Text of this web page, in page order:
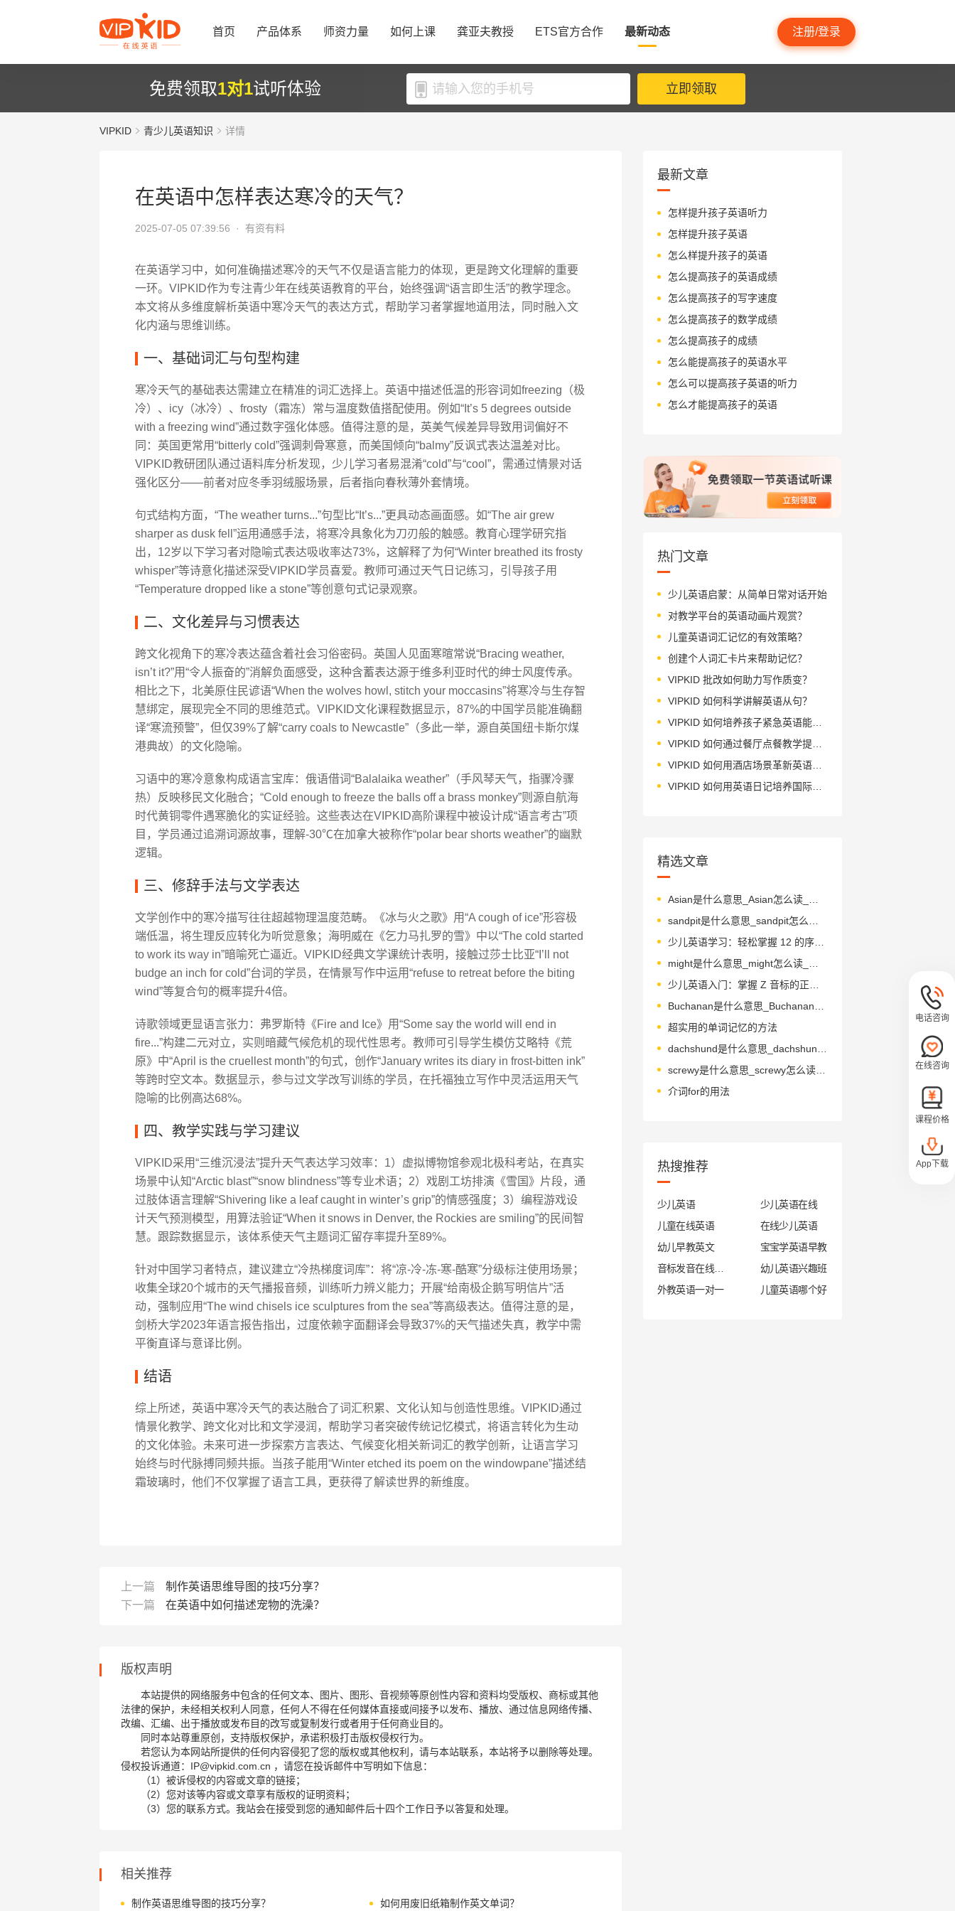
首页 产品体系 师资力量 如何上课 龚亚夫教授 ETS官方合作 最新动态 注册/登录
免费领取1对1试听体验 立即领取
VIPKID 青少儿英语知识 详情
在英语中怎样表达寒冷的天气？
2025-07-05 07:39:56 · 有资有料
在英语学习中，如何准确描述寒冷的天气不仅是语言能力的体现，更是跨文化理解的重要
一环。VIPKID作为专注青少年在线英语教育的平台，始终强调“语言即生活”的教学理念。
本文将从多维度解析英语中寒冷天气的表达方式，帮助学习者掌握地道用法，同时融入文
化内涵与思维训练。
一、基础词汇与句型构建
寒冷天气的基础表达需建立在精准的词汇选择上。英语中描述低温的形容词如freezing（极
冷）、icy（冰冷）、frosty（霜冻）常与温度数值搭配使用。例如“It’s 5 degrees outside
with a freezing wind”通过数字强化体感。值得注意的是，英美气候差异导致用词偏好不
同：英国更常用“bitterly cold”强调刺骨寒意，而美国倾向“balmy”反讽式表达温差对比。
VIPKID教研团队通过语料库分析发现，少儿学习者易混淆“cold”与“cool”，需通过情景对话
强化区分——前者对应冬季羽绒服场景，后者指向春秋薄外套情境。
句式结构方面，“The weather turns...”句型比“It’s...”更具动态画面感。如“The air grew
sharper as dusk fell”运用通感手法，将寒冷具象化为刀刃般的触感。教育心理学研究指
出，12岁以下学习者对隐喻式表达吸收率达73%，这解释了为何“Winter breathed its frosty
whisper”等诗意化描述深受VIPKID学员喜爱。教师可通过天气日记练习，引导孩子用
“Temperature dropped like a stone”等创意句式记录观察。
二、文化差异与习惯表达
跨文化视角下的寒冷表达蕴含着社会习俗密码。英国人见面寒暄常说“Bracing weather,
isn’t it?”用“令人振奋的”消解负面感受，这种含蓄表达源于维多利亚时代的绅士风度传承。
相比之下，北美原住民谚语“When the wolves howl, stitch your moccasins”将寒冷与生存智
慧绑定，展现完全不同的思维范式。VIPKID文化课程数据显示，87%的中国学员能准确翻
译“寒流预警”，但仅39%了解“carry coals to Newcastle”（多此一举，源自英国纽卡斯尔煤
港典故）的文化隐喻。
习语中的寒冷意象构成语言宝库：俄语借词“Balalaika weather”（手风琴天气，指骤冷骤
热）反映移民文化融合；“Cold enough to freeze the balls off a brass monkey”则源自航海
时代黄铜零件遇寒脆化的实证经验。这些表达在VIPKID高阶课程中被设计成“语言考古”项
目，学员通过追溯词源故事，理解-30℃在加拿大被称作“polar bear shorts weather”的幽默
逻辑。
三、修辞手法与文学表达
文学创作中的寒冷描写往往超越物理温度范畴。《冰与火之歌》用“A cough of ice”形容极
端低温，将生理反应转化为听觉意象；海明威在《乞力马扎罗的雪》中以“The cold started
to work its way in”暗喻死亡逼近。VIPKID经典文学课统计表明，接触过莎士比亚“I’ll not
budge an inch for cold”台词的学员，在情景写作中运用“refuse to retreat before the biting
wind”等复合句的概率提升4倍。
诗歌领域更显语言张力：弗罗斯特《Fire and Ice》用“Some say the world will end in
fire...”构建二元对立，实则暗藏气候危机的现代性思考。教师可引导学生模仿艾略特《荒
原》中“April is the cruellest month”的句式，创作“January writes its diary in frost-bitten ink”
等跨时空文本。数据显示，参与过文学改写训练的学员，在托福独立写作中灵活运用天气
隐喻的比例高达68%。
四、教学实践与学习建议
VIPKID采用“三维沉浸法”提升天气表达学习效率：1）虚拟博物馆参观北极科考站，在真实
场景中认知“Arctic blast”“snow blindness”等专业术语；2）戏剧工坊排演《雪国》片段，通
过肢体语言理解“Shivering like a leaf caught in winter’s grip”的情感强度；3）编程游戏设
计天气预测模型，用算法验证“When it snows in Denver, the Rockies are smiling”的民间智
慧。跟踪数据显示，该体系使天气主题词汇留存率提升至89%。
针对中国学习者特点，建议建立“冷热梯度词库”：将“凉-冷-冻-寒-酷寒”分级标注使用场景；
收集全球20个城市的天气播报音频，训练听力辨义能力；开展“给南极企鹅写明信片”活
动，强制应用“The wind chisels ice sculptures from the sea”等高级表达。值得注意的是，
剑桥大学2023年语言报告指出，过度依赖字面翻译会导致37%的天气描述失真，教学中需
平衡直译与意译比例。
结语
综上所述，英语中寒冷天气的表达融合了词汇积累、文化认知与创造性思维。VIPKID通过
情景化教学、跨文化对比和文学浸润，帮助学习者突破传统记忆模式，将语言转化为生动
的文化体验。未来可进一步探索方言表达、气候变化相关新词汇的教学创新，让语言学习
始终与时代脉搏同频共振。当孩子能用“Winter etched its poem on the windowpane”描述结
霜玻璃时，他们不仅掌握了语言工具，更获得了解读世界的新维度。
上一篇
制作英语思维导图的技巧分享？
下一篇
在英语中如何描述宠物的洗澡？
版权声明
本站提供的网络服务中包含的任何文本、图片、图形、音视频等原创性内容和资料均受版权、商标或其他
法律的保护，未经相关权利人同意，任何人不得在任何媒体直接或间接予以发布、播放、通过信息网络传播、
改编、汇编、出于播放或发布目的改写或复制发行或者用于任何商业目的。
同时本站尊重原创，支持版权保护，承诺积极打击版权侵权行为。
若您认为本网站所提供的任何内容侵犯了您的版权或其他权利，请与本站联系，本站将予以删除等处理。
侵权投诉通道：IP@vipkid.com.cn ，请您在投诉邮件中写明如下信息：
（1）被诉侵权的内容或文章的链接；
（2）您对该等内容或文章享有版权的证明资料；
（3）您的联系方式。我站会在接受到您的通知邮件后十四个工作日予以答复和处理。
相关推荐
制作英语思维导图的技巧分享？ 如何用废旧纸箱制作英文单词？
最新文章
怎样提升孩子英语听力
怎样提升孩子英语
怎么样提升孩子的英语
怎么提高孩子的英语成绩
怎么提高孩子的写字速度
怎么提高孩子的数学成绩
怎么提高孩子的成绩
怎么能提高孩子的英语水平
怎么可以提高孩子英语的听力
怎么才能提高孩子的英语
热门文章
少儿英语启蒙：从简单日常对话开始
对教学平台的英语动画片观赏？
儿童英语词汇记忆的有效策略？
创建个人词汇卡片来帮助记忆？
VIPKID 批改如何助力写作质变？
VIPKID 如何科学讲解英语从句？
VIPKID 如何培养孩子紧急英语能力？
VIPKID 如何通过餐厅点餐教学提升少儿英语应用能力？
VIPKID 如何用酒店场景革新英语教学？
VIPKID 如何用英语日记培养国际化人才？
精选文章
少儿英语学习：轻松掌握 12 的序数词
超实用的单词记忆的方法
screwy是什么意思_screwy怎么读_音标'skru-i
介词for的用法
热搜推荐
少儿英语
少儿英语在线
儿童在线英语
在线少儿英语
幼儿早教英文
宝宝学英语早教
幼儿英语兴趣班
外教英语一对一
儿童英语哪个好
电话咨询
在线咨询
课程价格
App下载